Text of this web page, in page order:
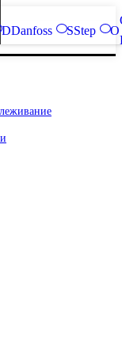
DDanfoss SStep O